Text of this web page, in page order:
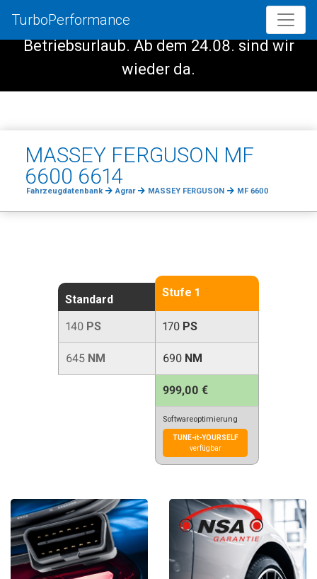
Vom 08.08. - 23.08. haben wir
Betriebsurlaub. Ab dem 24.08. sind wir
wieder da.
TurboPerformance
MASSEY FERGUSON MF
6600 6614
Fahrzeugdatenbank Agrar MASSEY FERGUSON MF 6600
Standard
140 PS
645 NM
Stufe 1
170 PS
690 NM
999,00 €
Softwareoptimierung
TUNE-it-YOURSELF
verfügbar